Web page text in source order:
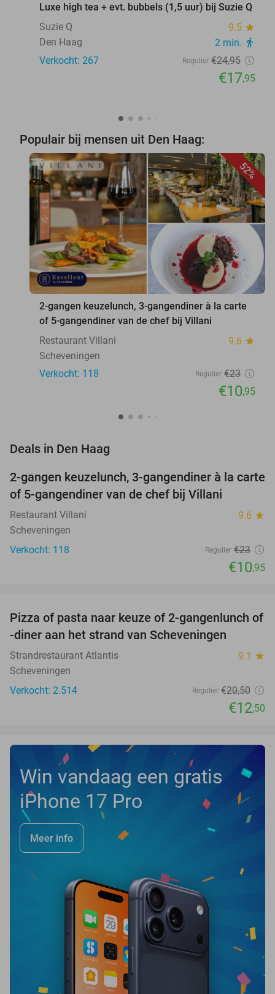
Luxe high tea + evt. bubbels (1,5 uur) bij Suzie Q
Suzie Q
9.5 star
Den Haag 2 min. directions_walk
Verkocht: 267 Regulier €24,95
€17,95
Populair bij mensen uit Den Haag:
52%
2-gangen keuzelunch, 3-gangendiner à la carte
of 5-gangendiner van de chef bij Villani
Restaurant Villani
9.6 star
Scheveningen
Verkocht: 118
Regulier €23
€10,95
Deals in Den Haag
52%
2-gangen keuzelunch, 3-gangendiner à la carte
of 5-gangendiner van de chef bij Villani
Restaurant Villani 9.6 star
Scheveningen
Verkocht: 118
Regulier €23
€10,95
39%
Pizza of pasta naar keuze of 2-gangenlunch of
-diner aan het strand van Scheveningen
Strandrestaurant Atlantis 9.1 star
Scheveningen
Verkocht: 2.514
Regulier €20,50
€12,50
Win vandaag een gratis
iPhone 17 Pro
Meer info